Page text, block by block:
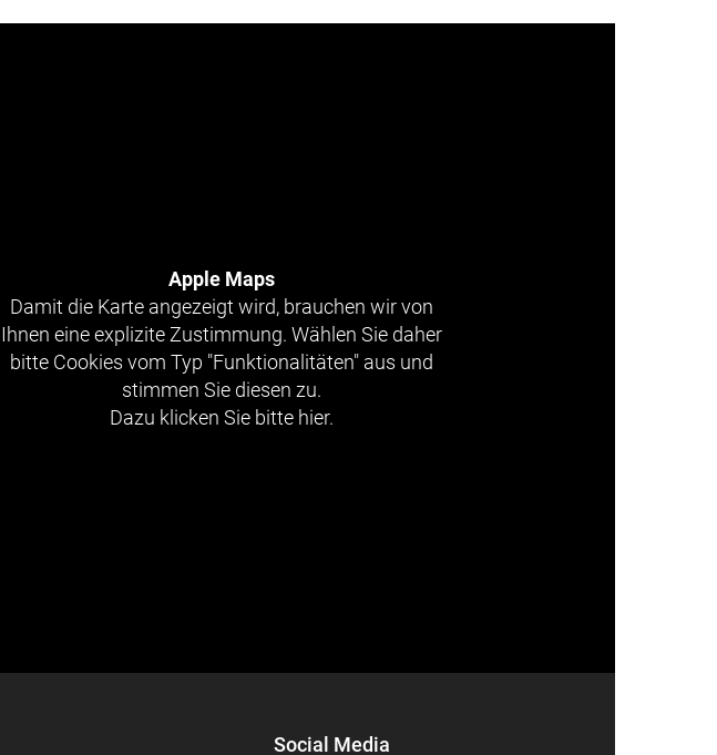
Apple Maps
Damit die Karte angezeigt wird, brauchen wir von
Ihnen eine explizite Zustimmung. Wählen Sie daher
bitte Cookies vom Typ "Funktionalitäten" aus und
stimmen Sie diesen zu.
Dazu klicken Sie bitte hier.
Social Media